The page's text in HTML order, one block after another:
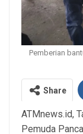
Pemberian
Share
ATMnews.id,
Pemuda